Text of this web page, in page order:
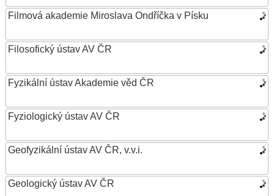
Filmová akademie Miroslava Ondříčka v Písku
Filosofický ústav AV ČR
Fyzikální ústav Akademie věd ČR
Fyziologický ústav AV ČR
Geofyzikální ústav AV ČR, v.v.i.
Geologický ústav AV ČR